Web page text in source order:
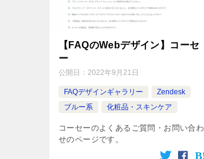
【FAQのWebデザイン】コーセ
ー
公開日： 2022年9月21日
FAQデザインギャラリー
Zendesk
ブルー系
化粧品・スキンケア
コーセーのよくあるご質問・お問い合わ
せのページです。